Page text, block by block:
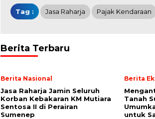
Tag : Jasa Raharja Pajak Kendaraan
Berita Terbaru
Berita Nasional
Jasa Raharja Jamin Seluruh
Korban Kebakaran KM Mutiara
Sentosa II di Perairan
Sumenep
Berita
Tanah
untuk